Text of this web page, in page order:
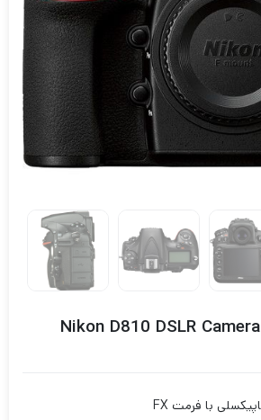
دوربین نیکون Nikon D810 DSLR Camera